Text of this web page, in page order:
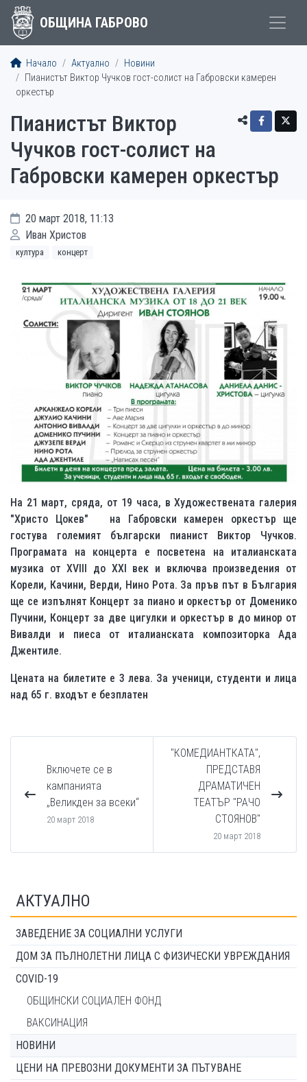
ОБЩИНА ГАБРОВО
Начало Актуално
Новини
Пианистът Виктор Чучков гост-солист на Габровски камерен
оркестър
Пианистът Виктор
Чучков гост-солист на
Габровски камерен оркестър
20 март 2018, 11:13
Иван Христов
култура концерт
На 21 март, сряда, от 19 часа, в Художествената галерия
"Христо Цокев"
на Габровски камерен оркестър ще
гостува големият български пианист Виктор Чучков.
Програмата на концерта е посветена на италианската
музика от XVIII до XXI век и включва произведения от
Корели, Качини, Верди, Нино Рота. За пръв път в България
ще се изпълнят Концерт за пиано и оркестър от Доменико
Пучини, Концерт за две цигулки и оркестър в до минор от
Вивалди и пиеса от италианската композиторка Ада
Джентиле.
Цената на билетите е 3 лева. За ученици, студенти и лица
над 65 г. входът е безплатен
Включете се в
кампанията
„Великден за всеки“
20 март 2018
"КОМЕДИАНТКАТА",
ПРЕДСТАВЯ
ДРАМАТИЧЕН
ТЕАТЪР "РАЧО
СТОЯНОВ"
20 март 2018
АКТУАЛНО
ЗАВЕДЕНИЕ ЗА СОЦИАЛНИ УСЛУГИ
ДОМ ЗА ПЪЛНОЛЕТНИ ЛИЦА С ФИЗИЧЕСКИ УВРЕЖДАНИЯ
COVID-19
ОБЩИНСКИ СОЦИАЛЕН ФОНД
ВАКСИНАЦИЯ
НОВИНИ
ЦЕНИ НА ПРЕВОЗНИ ДОКУМЕНТИ ЗА ПЪТУВАНЕ